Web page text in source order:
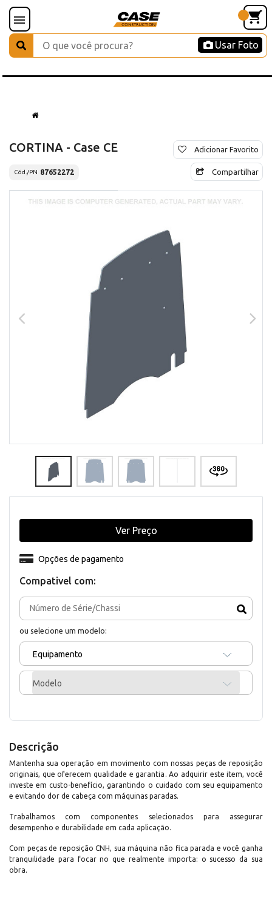
Usar Foto
CORTINA - Case CE
Cód./PN 87652272
Adicionar Favorito
Compartilhar
Compativel com:
ou selecione um modelo:
Equipamento
Modelo
Opções de pagamento
Ver Preço
Descrição
Mantenha sua operação em movimento com nossas peças de reposição
originais, que oferecem qualidade e garantia. Ao adquirir este item, você
investe em custo-benefício, garantindo o cuidado com seu equipamento
e evitando dor de cabeça com máquinas paradas.
Trabalhamos com componentes selecionados para assegurar
desempenho e durabilidade em cada aplicação.
Com peças de reposição CNH, sua máquina não fica parada e você ganha
tranquilidade para focar no que realmente importa: o sucesso da sua
obra.